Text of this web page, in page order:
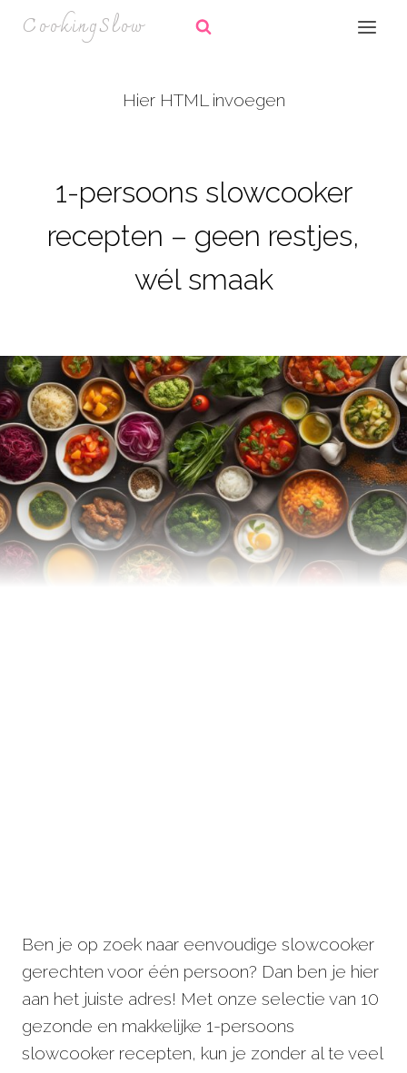
Doorgaan
CookingSlow
Hier HTML invoegen
1-persoons slowcooker
recepten – geen restjes,
wél smaak
Ben je op zoek naar eenvoudige slowcooker
gerechten voor één persoon? Dan ben je hier
aan het juiste adres! Met onze selectie van 10
gezonde en makkelijke 1-persoons
slowcooker recepten, kun je zonder al te veel